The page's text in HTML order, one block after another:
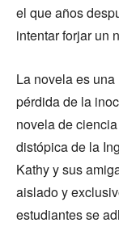
el que años
intentar forjar un
La novela es
pérdida de la
novela de
distópica de la
Kathy y sus
aislado y
estudiantes se